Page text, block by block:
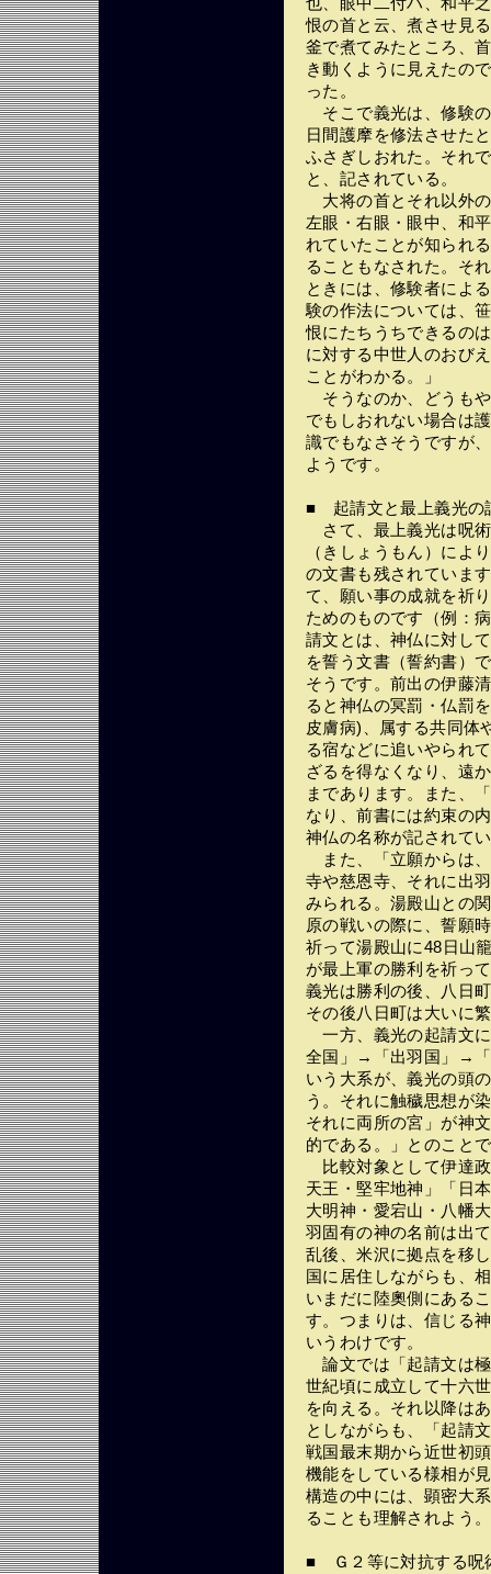
恨の首と云、煮させ見
釜で煮てみたところ、
き動くように見えたの
った。
そこで義光は、修験
日間護摩を修法させた
ふさぎしおれた。それ
と、記されている。
大将の首とそれ以外
左眼・右眼・眼中、和
れていたことが知られ
ることもなされた。そ
ときには、修験者によ
験の作法については、
恨にたちうちできるの
に対する中世人のおび
ことがわかる。」
そうなのか、どうも
でもしおれない場合は
識でもなさそうですが
ようです。
■ 起請文と最上義光の
さて、最上義光は呪
（きしょうもん）によ
の文書も残されていま
て、願い事の成就を祈
ためのものです（例：
請文とは、神仏に対し
を誓う文書（誓約書）
そうです。前出の伊藤
ると神仏の冥罰・仏罰
皮膚病)、属する共同体
る宿などに追いやられ
ざるを得なくなり、遠
まであります。また、
なり、前書には約束の
神仏の名称が記されて
また、「立願からは
寺や慈恩寺、それに出
みられる。湯殿山との
原の戦いの際に、誓願
祈って湯殿山に48日山
が最上軍の勝利を祈っ
義光は勝利の後、八日
その後八日町は大いに
一方、義光の起請文
全国」→「出羽国」→
いう大系が、義光の頭
う。それに触穢思想が
それに両所の宮」が神
的である。」とのこと
比較対象として伊達
天王・堅牢地神」「日
大明神・愛宕山・八幡
羽固有の神の名前は出
乱後、米沢に拠点を移
国に居住しながらも、
いまだに陸奧側にある
す。つまりは、信じる
いうわけです。
論文では「起請文は
世紀頃に成立して十六
を向える。それ以降は
としながらも、「起請
戦国最末期から近世初
機能をしている様相が
構造の中には、顕密大
ることも理解されよう
■ Ｇ２等に対抗する呪